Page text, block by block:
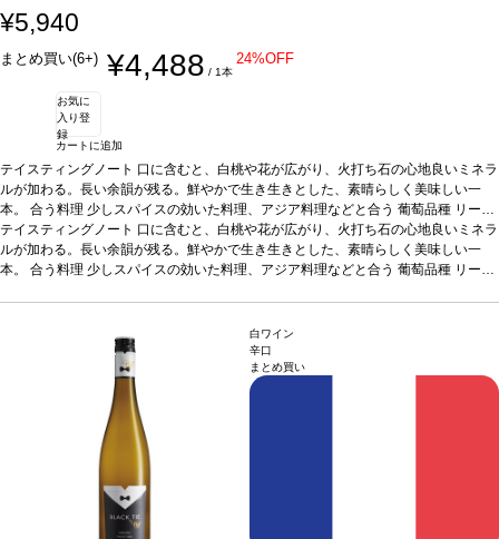
¥5,940
まとめ買い(6+) ¥4,488 / 1本
24%OFF
お気に
入り登
録
カートに追加
テイスティングノート 口に含むと、白桃や花が広がり、火打ち石の心地良いミネラ
ルが加わる。長い余韻が残る。鮮やかで生き生きとした、素晴らしく美味しい一
本。 合う料理 少しスパイスの効いた料理、アジア料理などと合う 葡萄品種 リース
リング 100%*本ヴィンテージが在庫切れの場合、在庫があり価格が同様の場合は
自動的に次のヴィンテージに変更されます、ご了承ください。
テイスティングノート 口に含むと、白桃や花が広がり、火打ち石の心地良いミネラ
ルが加わる。長い余韻が残る。鮮やかで生き生きとした、素晴らしく美味しい一
本。 合う料理 少しスパイスの効いた料理、アジア料理などと合う 葡萄品種 リース
白ワイン
辛口
まとめ買い